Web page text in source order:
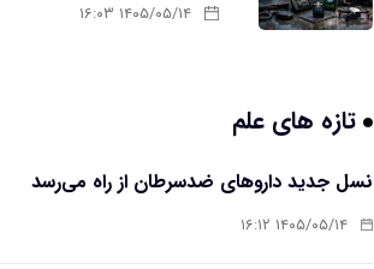
۱۴۰۵/۰۵/۱۴ ۱۶:۰۳
تازه های علم
نسل جدید داروهای ضدسرطان از راه می‌رسد
۱۴۰۵/۰۵/۱۴ ۱۶:۱۲